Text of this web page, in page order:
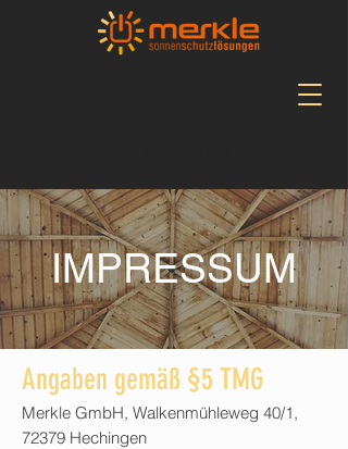
IMPRESSUM
Angaben gemäß §5 TMG
Merkle GmbH, Walkenmühleweg 40/1,
72379 Hechingen